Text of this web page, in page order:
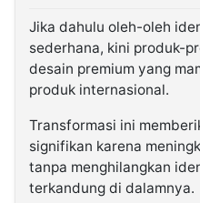
Jika dahulu oleh-oleh
sederhana, kini produk-
desain premium yang
produk internasional.
Transformasi ini
signifikan karena
tanpa menghilangkan
terkandung di dalamnya.